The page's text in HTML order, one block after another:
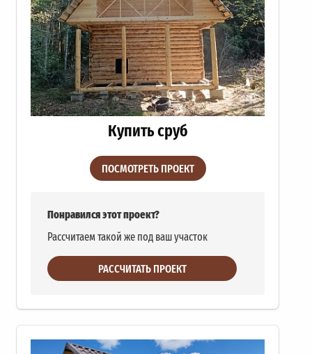
Купить сруб
ПОСМОТРЕТЬ ПРОЕКТ
Понравился этот проект?
Рассчитаем такой же под ваш участок
РАССЧИТАТЬ ПРОЕКТ